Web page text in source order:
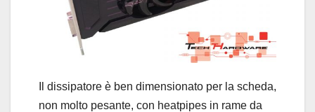
Il dissipatore è ben dimensionato per la scheda,
non molto pesante, con heatpipes in rame da